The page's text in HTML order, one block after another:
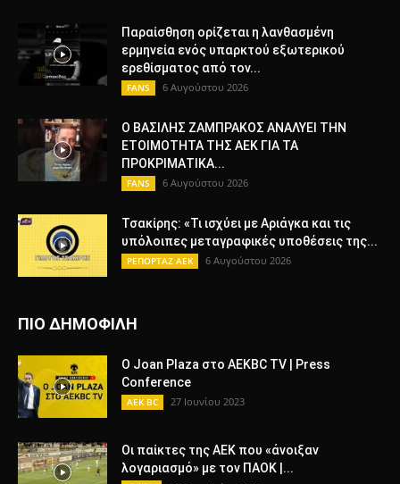
Παραίσθηση ορίζεται η λανθασμένη
ερμηνεία ενός υπαρκτού εξωτερικού
ερεθίσματος από τον...
FANS 6 Αυγούστου 2026
Ο ΒΑΣΙΛΗΣ ΖΑΜΠΡΑΚΟΣ ΑΝΑΛΥΕΙ ΤΗΝ
ΕΤΟΙΜΟΤΗΤΑ ΤΗΣ ΑΕΚ ΓΙΑ ΤΑ
ΠΡΟΚΡΙΜΑΤΙΚΑ...
FANS 6 Αυγούστου 2026
Τσακίρης: «Τι ισχύει με Αριάγκα και τις
υπόλοιπες μεταγραφικές υποθέσεις της...
ΡΕΠΟΡΤΑΖ ΑΕΚ 6 Αυγούστου 2026
ΠΙΟ ΔΗΜΟΦΙΛΗ
O Joan Plaza στο AEKBC TV | Press
Conference
AEK BC 27 Ιουνίου 2023
Οι παίκτες της ΑΕΚ που «άνοιξαν
λογαριασμό» με τον ΠΑΟΚ |...